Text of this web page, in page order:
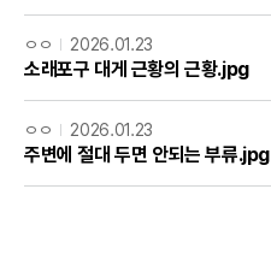
ㅇㅇ 2026.01.23
소래포구 대게 근황의 근황.jpg
ㅇㅇ 2026.01.23
주변에 절대 두면 안되는 부류.jpg